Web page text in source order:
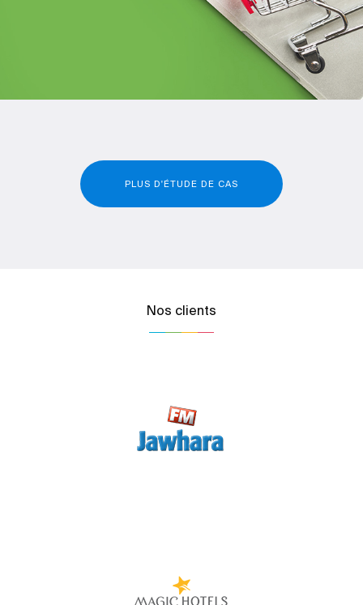
PLUS D'ÉTUDE DE CAS
Nos clients